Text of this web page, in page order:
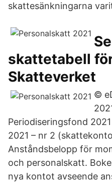
skattesänkningarna
skattetabell
Skatteverket
©
Periodiseringsfond
2021 – nr 2
Anståndsbelopp för
och personalskatt.
nya kontot avseende